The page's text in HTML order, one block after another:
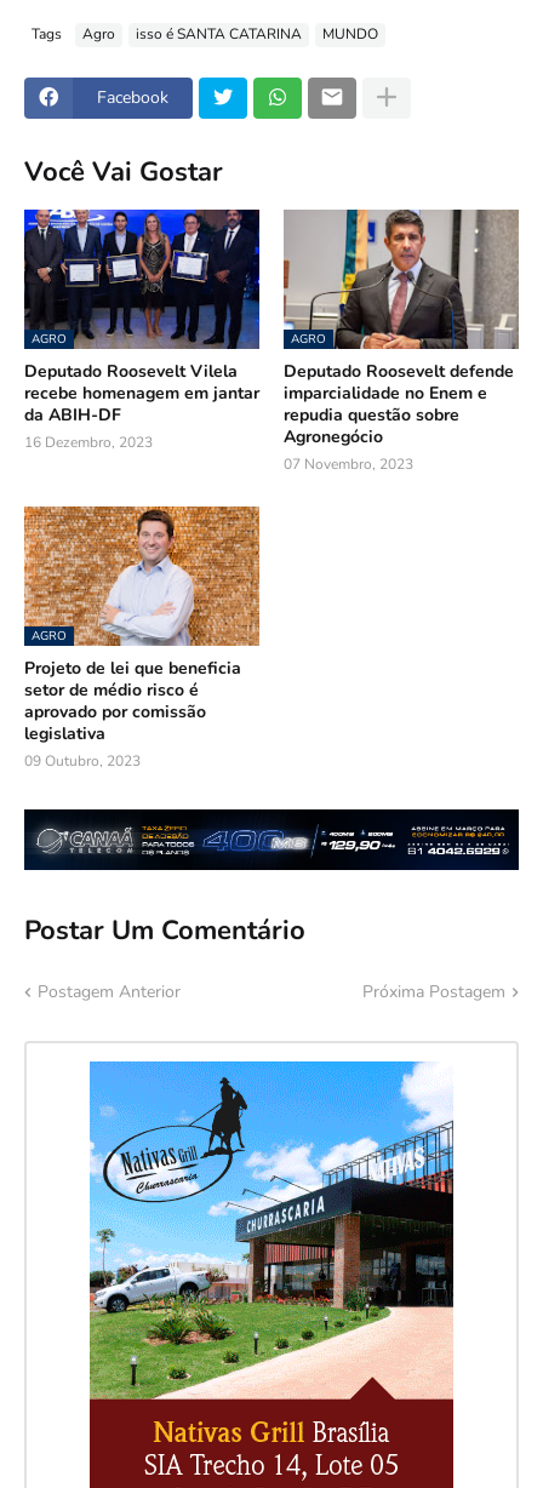
Tags Agro isso é SANTA CATARINA MUNDO
Facebook
Você Vai Gostar
AGRO
Deputado Roosevelt Vilela
recebe homenagem em jantar
da ABIH-DF
16 Dezembro, 2023
AGRO
Deputado Roosevelt defende
imparcialidade no Enem e
repudia questão sobre
Agronegócio
07 Novembro, 2023
AGRO
Projeto de lei que beneficia
setor de médio risco é
aprovado por comissão
legislativa
09 Outubro, 2023
Postar Um Comentário
Postagem Anterior Próxima Postagem